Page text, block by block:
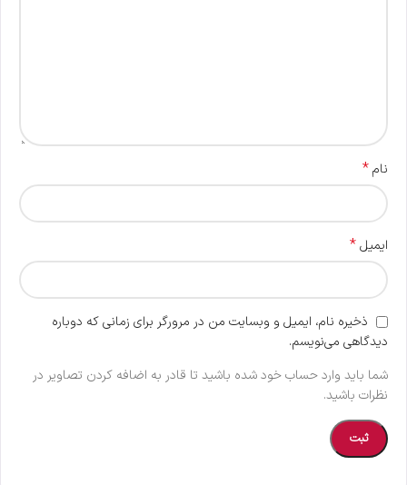
نام*
ایمیل*
ذخیره نام، ایمیل و وبسایت من در مرورگر برای زمانی که دوباره
دیدگاهی می‌نویسم.
شما باید وارد حساب خود شده باشید تا قادر به اضافه کردن تصاویر در
نظرات باشید.